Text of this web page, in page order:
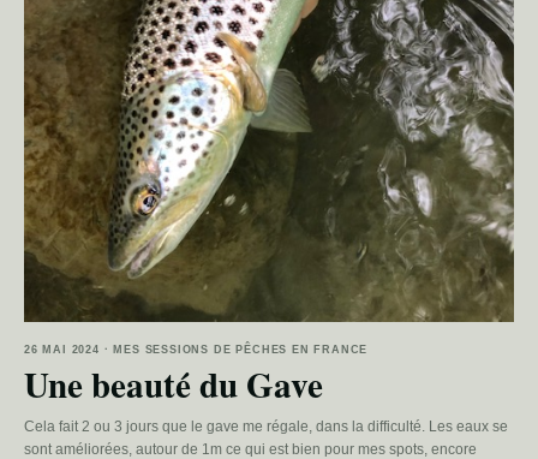
26 MAI 2024 · MES SESSIONS DE PÊCHES EN FRANCE
Une beauté du Gave
Cela fait 2 ou 3 jours que le gave me régale, dans la difficulté. Les eaux se
sont améliorées, autour de 1m ce qui est bien pour mes spots, encore